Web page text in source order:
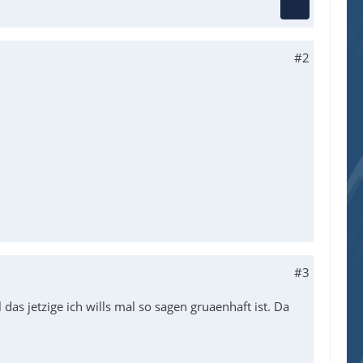
#2
#3
jetzige ich wills mal so sagen gruaenhaft ist. Da